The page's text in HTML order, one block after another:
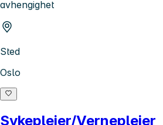
avhengighet
Sted
Oslo
Sykepleier/Vernepleier